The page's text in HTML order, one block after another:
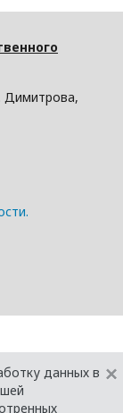
Димитрова,
данных в ×